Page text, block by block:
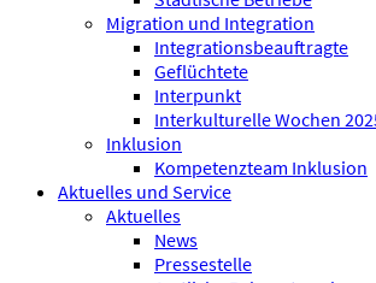
Migration und Integration
Integrationsbeauftragte
Geflüchtete
Interpunkt
Interkulturelle Wochen
Inklusion
Kompetenzteam Inklusion
Aktuelles und Service
Aktuelles
News
Pressestelle